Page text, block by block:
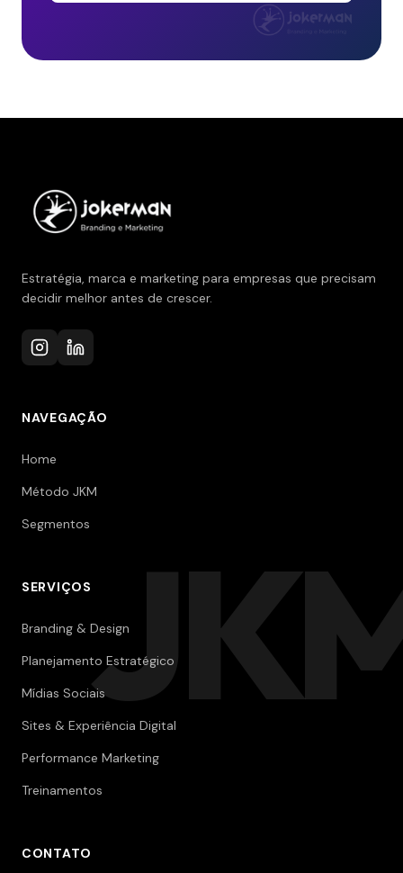
Estratégia, marca e marketing para empresas que precisam
decidir melhor antes de crescer.
NAVEGAÇÃO
Home
Método JKM
Segmentos
SERVIÇOS
Branding & Design
Planejamento Estratégico
Mídias Sociais
Sites & Experiência Digital
Performance Marketing
Treinamentos
CONTATO